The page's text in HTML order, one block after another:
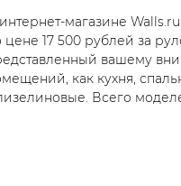
Скандинавский стиль
РИСУНОК
Граффити
Карта мира
С
магазине
цене 17 500 рублей за
вашему
как кухня,
Всего